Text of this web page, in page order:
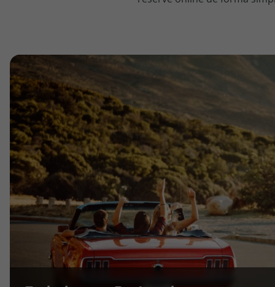
topatlantico@topatlantico.com